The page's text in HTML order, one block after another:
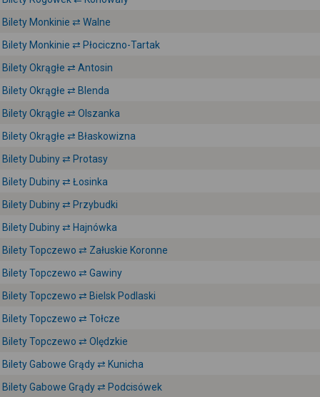
Bilety Monkinie ⇄ Walne
Bilety Monkinie ⇄ Płociczno-Tartak
Bilety Okrągłe ⇄ Antosin
Bilety Okrągłe ⇄ Blenda
Bilety Okrągłe ⇄ Olszanka
Bilety Okrągłe ⇄ Błaskowizna
Bilety Dubiny ⇄ Protasy
Bilety Dubiny ⇄ Łosinka
Bilety Dubiny ⇄ Przybudki
Bilety Dubiny ⇄ Hajnówka
Bilety Topczewo ⇄ Załuskie Koronne
Bilety Topczewo ⇄ Gawiny
Bilety Topczewo ⇄ Bielsk Podlaski
Bilety Topczewo ⇄ Tołcze
Bilety Topczewo ⇄ Olędzkie
Bilety Gabowe Grądy ⇄ Kunicha
Bilety Gabowe Grądy ⇄ Podcisówek